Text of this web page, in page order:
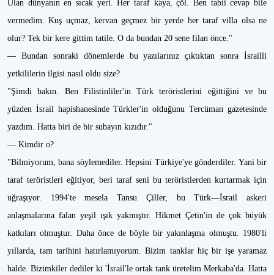
Ulan dünyanın en sıcak yeri. Her taraf kaya, çöl. Ben tabii cevap bile
vermedim. Kuş uçmaz, kervan geçmez bir yerde her taraf villa olsa ne
olur? Tek bir kere gittim tatile. O da bundan 20 sene filan önce."
— Bundan sonraki dönemlerde bu yazılarınız çıktıktan sonra İsrailli
yetkililerin ilgisi nasıl oldu size?
"Şimdi bakın. Ben Filistinliler'in Türk teröristlerini eğittiğini ve bu
yüzden İsrail hapishanesinde Türkler'in olduğunu Tercüman gazetesinde
yazdım. Hatta biri de bir subayın kızıdır."
— Kimdir o?
"Bilmiyorum, bana söylemediler. Hepsini Türkiye'ye gönderdiler. Yani bir
taraf teröristleri eğitiyor, beri taraf seni bu teröristlerden kurtarmak için
uğraşıyor. 1994'te mesela Tansu Çiller, bu Türk—İsrail askeri
anlaşmalarına falan yeşil ışık yakmıştır. Hikmet Çetin'in de çok büyük
katkıları olmuştur. Daha önce de böyle bir yakınlaşma olmuştu. 1980'li
yıllarda, tam tarihini hatırlamıyorum. Bizim tanklar hiç bir işe yaramaz
halde. Bizimkiler dediler ki 'İsrail'le ortak tank üretelim Merkaba'da. Hatta